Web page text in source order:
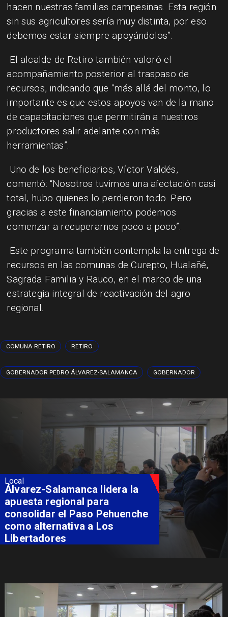
hacen nuestras familias campesinas. Esta región
sin sus agricultores sería muy distinta, por eso
debemos estar siempre apoyándolos”.
El alcalde de Retiro también valoró el
acompañamiento posterior al traspaso de
recursos, indicando que “más allá del monto, lo
importante es que estos apoyos van de la mano
de capacitaciones que permitirán a nuestros
productores salir adelante con más
herramientas”.
Uno de los beneficiarios, Víctor Valdés,
comentó: “Nosotros tuvimos una afectación casi
total, hubo quienes lo perdieron todo. Pero
gracias a este financiamiento podemos
comenzar a recuperarnos poco a poco”.
Este programa también contempla la entrega de
recursos en las comunas de Curepto, Hualañé,
Sagrada Familia y Rauco, en el marco de una
estrategia integral de reactivación del agro
regional.
COMUNA RETIRO RETIRO
GOBERNADOR PEDRO ÁLVAREZ-SALAMANCA GOBERNADOR
Local
Álvarez-Salamanca lidera la
apuesta regional para
consolidar el Paso Pehuenche
como alternativa a Los
Libertadores